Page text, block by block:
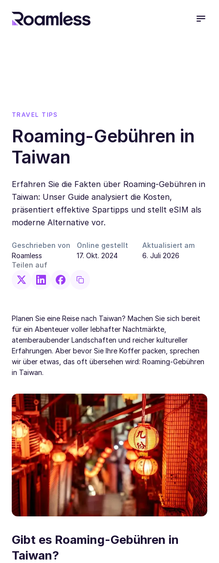
TRAVEL TIPS
Roaming-Gebühren in
Taiwan
Erfahren Sie die Fakten über Roaming-Gebühren in
Taiwan: Unser Guide analysiert die Kosten,
präsentiert effektive Spartipps und stellt eSIM als
moderne Alternative vor.
Geschrieben von
Roamless
Online gestellt
17. Okt. 2024
Aktualisiert am
6. Juli 2026
Teilen auf
Planen Sie eine Reise nach Taiwan? Machen Sie sich bereit
für ein Abenteuer voller lebhafter Nachtmärkte,
atemberaubender Landschaften und reicher kultureller
Erfahrungen. Aber bevor Sie Ihre Koffer packen, sprechen
wir über etwas, das oft übersehen wird: Roaming-Gebühren
in Taiwan.
Gibt es Roaming-Gebühren in
Taiwan?